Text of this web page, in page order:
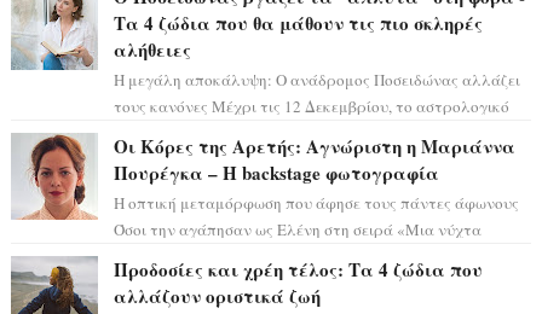
Τα 4 ζώδια που θα μάθουν τις πιο σκληρές
αλήθειες
Η μεγάλη αποκάλυψη: Ο ανάδρομος Ποσειδώνας αλλάζει
τους κανόνες Μέχρι τις 12 Δεκεμβρίου, το αστρολογικό
Οι Κόρες της Αρετής: Αγνώριστη η Μαριάννα
Πουρέγκα – H backstage φωτογραφία
Η οπτική μεταμόρφωση που άφησε τους πάντες άφωνους
Όσοι την αγάπησαν ως Ελένη στη σειρά «Μια νύχτα
Προδοσίες και χρέη τέλος: Τα 4 ζώδια που
αλλάζουν οριστικά ζωή